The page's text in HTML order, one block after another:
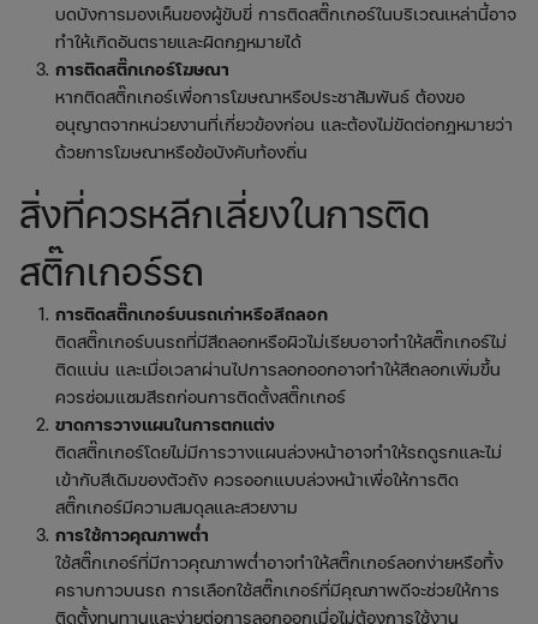
บดบังการมองเห็นของผู้ขับขี่ การติดสติ๊กเกอร์ในบริเวณเหล่านี้อาจ
ทำให้เกิดอันตรายและผิดกฎหมายได้
การติดสติ๊กเกอร์โฆษณา
หากติดสติ๊กเกอร์เพื่อการโฆษณาหรือประชาสัมพันธ์ ต้องขอ
อนุญาตจากหน่วยงานที่เกี่ยวข้องก่อน และต้องไม่ขัดต่อกฎหมายว่า
ด้วยการโฆษณาหรือข้อบังคับท้องถิ่น
สิ่งที่ควรหลีกเลี่ยงในการติด
สติ๊กเกอร์รถ
การติดสติ๊กเกอร์บนรถเก่าหรือสีถลอก
ติดสติ๊กเกอร์บนรถที่มีสีถลอกหรือผิวไม่เรียบอาจทำให้สติ๊กเกอร์ไม่
ติดแน่น และเมื่อเวลาผ่านไปการลอกออกอาจทำให้สีถลอกเพิ่มขึ้น
ควรซ่อมแซมสีรถก่อนการติดตั้งสติ๊กเกอร์
ขาดการวางแผนในการตกแต่ง
ติดสติ๊กเกอร์โดยไม่มีการวางแผนล่วงหน้าอาจทำให้รถดูรกและไม่
เข้ากับสีเดิมของตัวถัง ควรออกแบบล่วงหน้าเพื่อให้การติด
สติ๊กเกอร์มีความสมดุลและสวยงาม
การใช้กาวคุณภาพต่ำ
ใช้สติ๊กเกอร์ที่มีกาวคุณภาพต่ำอาจทำให้สติ๊กเกอร์ลอกง่ายหรือทิ้ง
คราบกาวบนรถ การเลือกใช้สติ๊กเกอร์ที่มีคุณภาพดีจะช่วยให้การ
ติดตั้งทนทานและง่ายต่อการลอกออกเมื่อไม่ต้องการใช้งาน